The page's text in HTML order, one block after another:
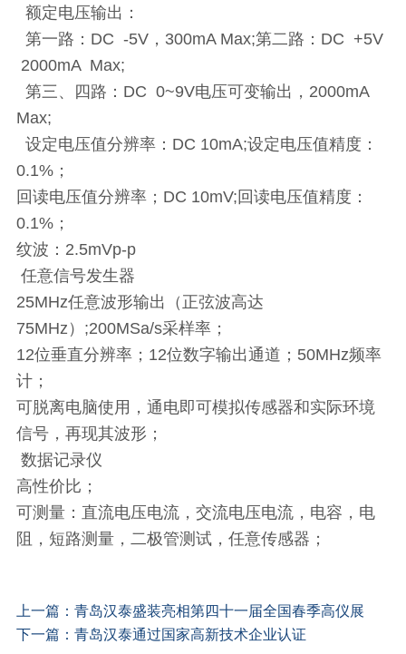
额定电压输出：
第一路：DC -5V，300mA Max;第二路：DC +5V
2000mA Max;
第三、四路：DC 0~9V电压可变输出，2000mA
Max;
设定电压值分辨率：DC 10mA;设定电压值精度：
0.1%；
回读电压值分辨率；DC 10mV;回读电压值精度：
0.1%；
纹波：2.5mVp-p
任意信号发生器
25MHz任意波形输出（正弦波高达
75MHz）;200MSa/s采样率；
12位垂直分辨率；12位数字输出通道；50MHz频率
计；
可脱离电脑使用，通电即可模拟传感器和实际环境
信号，再现其波形；
数据记录仪
高性价比；
可测量：直流电压电流，交流电压电流，电容，电
阻，短路测量，二极管测试，任意传感器；
上一篇：青岛汉泰盛装亮相第四十一届全国春季高仪展
下一篇：青岛汉泰通过国家高新技术企业认证